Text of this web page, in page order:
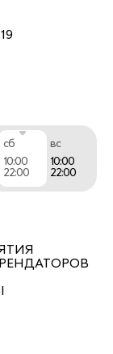
сб
10:00
22:00
вс
10:00
22:00